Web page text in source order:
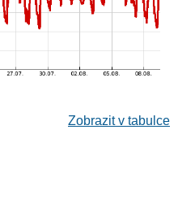
Zobrazit v tabulce